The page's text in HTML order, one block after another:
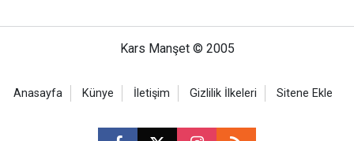
Kars Manşet © 2005
Anasayfa Künye İletişim Gizlilik İlkeleri Sitene Ekle